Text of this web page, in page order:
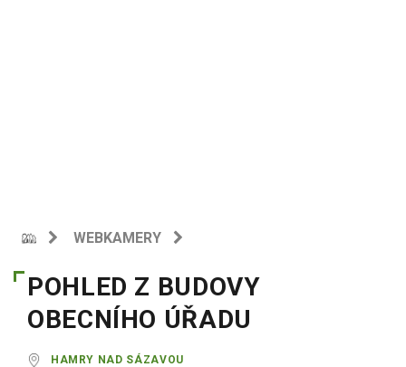
WEBKAMERY
POHLED Z BUDOVY
OBECNÍHO ÚŘADU
HAMRY NAD SÁZAVOU